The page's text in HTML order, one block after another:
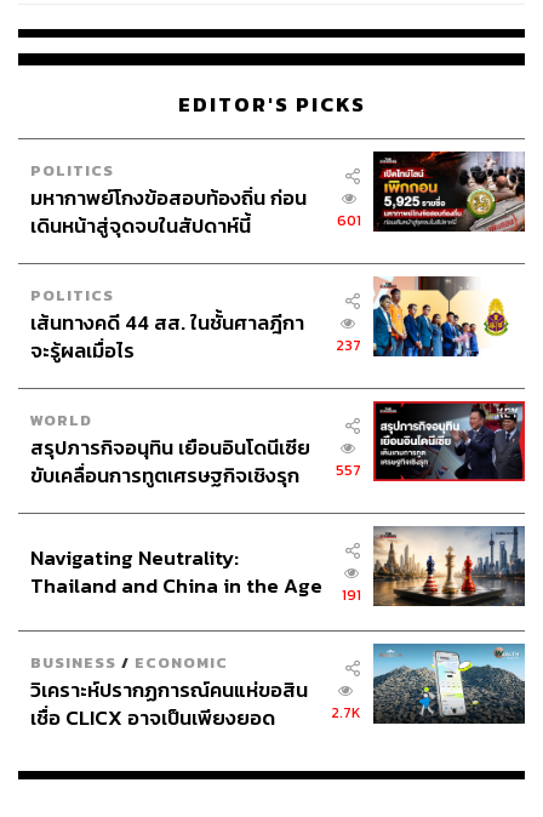
EDITOR'S PICKS
POLITICS
มหากาพย์โกงข้อสอบท้องถิ่น ก่อน
เดินหน้าสู่จุดจบในสัปดาห์นี้
601
POLITICS
เส้นทางคดี 44 สส. ในชั้นศาลฎีกา
จะรู้ผลเมื่อไร
237
WORLD
สรุปภารกิจอนุทิน เยือนอินโดนีเซีย
ขับเคลื่อนการทูตเศรษฐกิจเชิงรุก
557
Navigating Neutrality:
Thailand and China in the Age
191
BUSINESS / ECONOMIC
วิเคราะห์ปรากฏการณ์คนแห่ขอสิน
เชื่อ CLICX อาจเป็นเพียงยอด
เรือนไทยที่ถูกซุกไว้
2.7K